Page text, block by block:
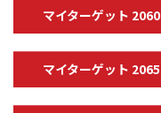
マイターゲット 2060
マイターゲット 2065